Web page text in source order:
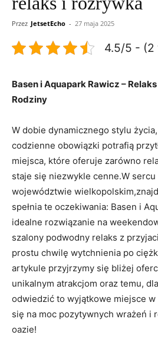
Przez JetsetEcho - 27 maja 2025
4.5/5 - (2
Basen i Aquapark Rawicz –
Rodziny
W dobie dynamicznego stylu
codzienne obowiązki potrafią
miejsca, które oferuje zarówno
staje się niezwykle cenne.W
województwie
spełnia te oczekiwania: Basen i
idealne rozwiązanie na
szalony podwodny relaks z
prostu chwilę wytchnienia po
artykule przyjrzymy się bliżej
unikalnym atrakcjom oraz temu,
odwiedzić to wyjątkowe miejsce
się na moc pozytywnych wrażeń i
oazie!